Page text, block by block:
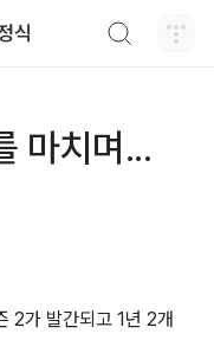
식
마치며...
2가 발간되고 1년 2개